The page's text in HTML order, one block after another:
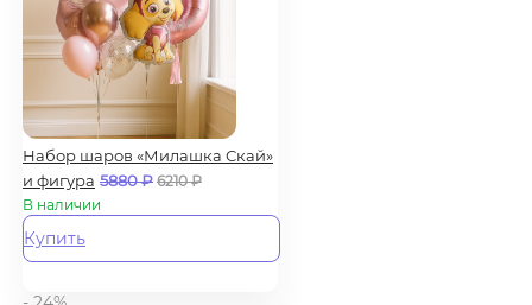
Набор шаров «Милашка Скай»
и фигура 5880₽ 6210₽
В наличии
Купить